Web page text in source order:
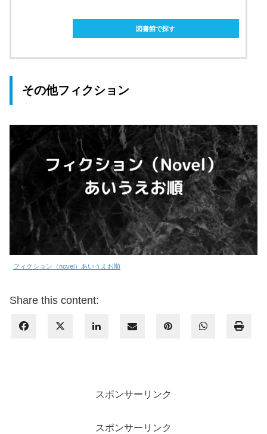
図書館で探す
その他フィクション
フィクション（novel）あいうえお順
Share this content:
スポンサーリンク
スポンサーリンク